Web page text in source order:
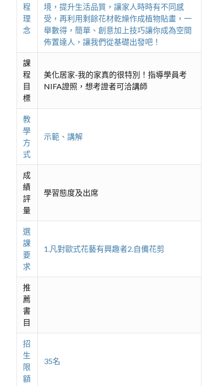
程
理
念
境，提升生活品質，讓家人時時有不同感
受，再利用剩餘花材乾燥作成植物貼畫，一
舉數得，簡單、創意加上技巧讓你成為空間
佈置達人，讓我們從基礎出發吧！
課
程
目
標
美化居家-我的家真的很特別！指導學員考
NIFA證照，想考證者可洽講師
教
學
方
式
示範、講解
成
績
評
量
學習態度及出席
選
課
要
求
1.凡對歐式花藝有興趣者2.自備花剪
推
薦
書
目
招
生
限
額
35名